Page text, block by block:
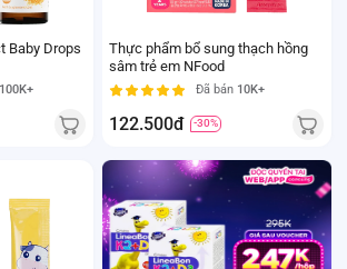
Baby Drops
100K+
Thực phẩm bổ sung thạch hồng
sâm trẻ em NFood
Đã bán 10K+
122.500đ -30%